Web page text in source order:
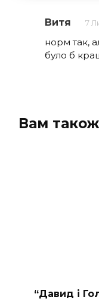
Витя 7
норм так,
було б
Вам
“Давид і